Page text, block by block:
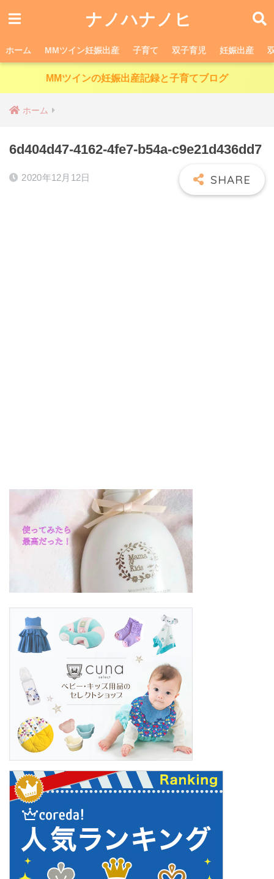
ナノハナノヒ
ホーム MMツイン妊娠出産 子育て 双子育児 妊娠出産
MMツインの妊娠出産記録と子育てブログ
ホーム
6d404d47-4162-4fe7-b54a-c9e21d436dd7
2020年12月12日